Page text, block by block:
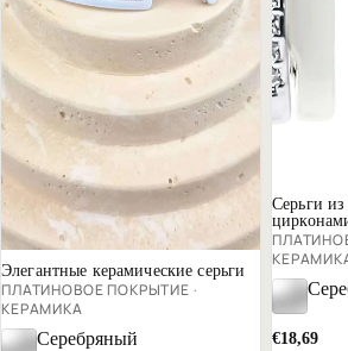
Элегантные керамические серьги
ПЛАТИНОВОЕ ПОКРЫТИЕ ·
КЕРАМИКА
Серебряный
Серьги
€18,69